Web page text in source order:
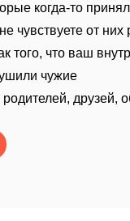
когда‑то
чувствуете от них
того, что ваш
чужие
друзей,